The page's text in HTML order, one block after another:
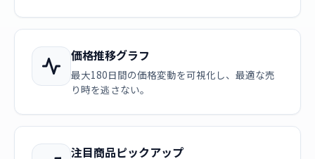
価格推移グラフ
最大180日間の価格変動を可視化し、最適な売
り時を逃さない。
注目商品ピックアップ